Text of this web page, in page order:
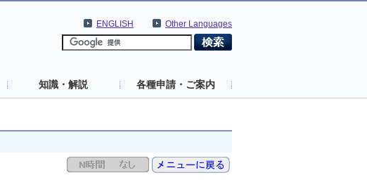
Other Languages
ENGLISH
知識・解説 各種申請・ご案内